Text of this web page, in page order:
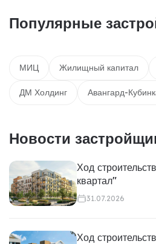
Популярные
МИЦ Жилищный капитал
ДМ Холдинг Авангард-
Новости
Ход
квартал"
31.07.2026
Ход